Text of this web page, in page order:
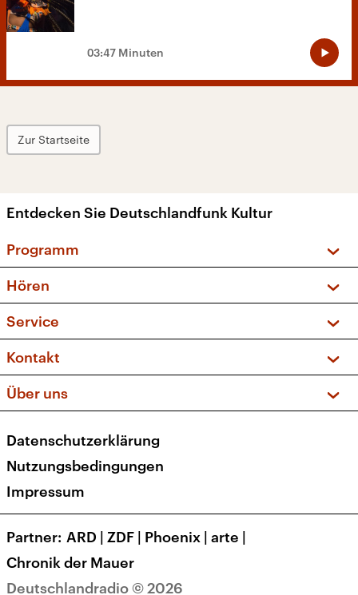
03:47 Minuten
Zur Startseite
Entdecken Sie Deutschlandfunk Kultur
Programm
Sendungen und Podcasts
Musikliste
Kakadu – Das Kinderprogramm
Hören
Frequenzen (UKW + DAB+)
Service
FAQ
Apps
Newsletter
Veranstaltungen
Kontakt
Social Media
Über uns
Presse
Karriere
Transparenz
Deutschlandradio © 2026
Datenschutzerklärung
Nutzungsbedingungen
Impressum
Partner ARD | ZDF | Phoenix | arte |
Chronik der Mauer